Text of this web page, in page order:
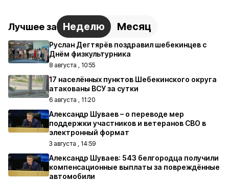
Лучшее за Неделю Месяц
Руслан Дегтярёв поздравил шебекинцев с
Днём физкультурника
8 августа , 10:55
17 населённых пунктов Шебекинского округа
атакованы ВСУ за сутки
6 августа , 11:20
Александр Шуваев – о переводе мер
поддержки участников и ветеранов СВО в
электронный формат
3 августа , 14:59
Александр Шуваев: 543 белгородца получили
компенсационные выплаты за повреждённые
автомобили